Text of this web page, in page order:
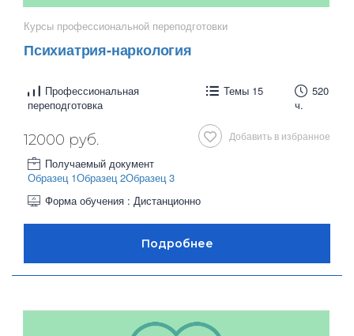
Курсы профессиональной переподготовки
Психиатрия-наркология
Профессиональная
переподготовка
Темы 15
520
ч.
Добавить в избранное
12000 руб.
Получаемый документ
Образец 1Образец 2Образец 3
Форма обучения : Дистанционно